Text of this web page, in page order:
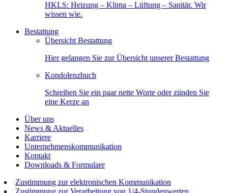
HKLS: Heizung – Klima – Lüftung – Sanitär. Wir
wissen wie.
Bestattung
Übersicht Bestattung
Hier gelangen Sie zur Übersicht unserer Bestattung
Kondolenzbuch
Schreiben Sie ein paar nette Worte oder zünden Sie
eine Kerze an
Über uns
News & Aktuelles
Karriere
Unternehmenskommunikation
Kontakt
Downloads & Formulare
Zustimmung zur elektronischen Kommunikation
Zustimmung zur Verarbeitung von 1/4-Stundenwerten